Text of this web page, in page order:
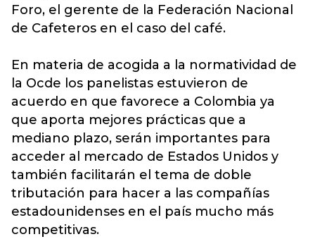
Foro, el gerente de la Federación Nacional
de Cafeteros en el caso del café.
En materia de acogida a la normatividad de
la Ocde los panelistas estuvieron de
acuerdo en que favorece a Colombia ya
que aporta mejores prácticas que a
mediano plazo, serán importantes para
acceder al mercado de Estados Unidos y
también facilitarán el tema de doble
tributación para hacer a las compañías
estadounidenses en el país mucho más
competitivas.